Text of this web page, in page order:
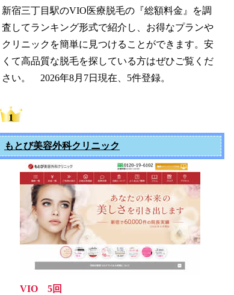
新宿三丁目駅のVIO医療脱毛の『総額料金』を調
査してランキング形式で紹介し、お得なプランや
クリニックを簡単に見つけることができます。安
くて高品質な脱毛を探している方はぜひご覧くだ
さい。 2026年8月7日現在、5件登録。
もとび美容外科クリニック
VIO 5回